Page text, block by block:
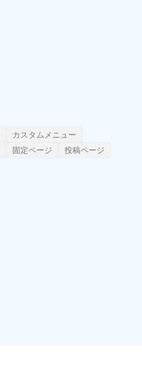
カスタムメニュー
固定ページ 投稿ページ